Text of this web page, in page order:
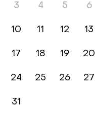
3 4 5 6
10 11 12 13
17 18 19 20
24 25 26 27
31